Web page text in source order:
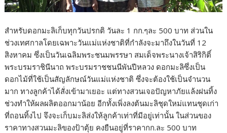
สำหรับดอกมะลิเก็บทุกวันปรกติ วันละ 1 กก.ๆละ 500 บาท ส่วนใน
ช่วงเทศกาลโดยเฉพาะวันแม่แห่งชาติที่กำลังจะมาถึงในวันที่ 12
สิงหาคม ซึ่งเป็นวันเฉลิมพระชนมพรรษา สมเด็จพระนางเจ้าสิริกิติ์
พระบรมราชินีนาถ พระบรมราชชนนีพันปีหลวง ดอกมะลิซึ่งเป็น
ดอกไม้ที่ใช้เป็นสัญลักษณ์วันแม่แห่งชาติ ซึ่งจะต้องใช้เป็นจำนวน
มาก ทางลูกค้าได้สั่งเข้ามาเยอะ แต่ทางสวนเจอปัญหาภัยแล้งฝนทิ้ง
ช่วงทำให้ผลผลิตออกมาน้อย อีกทั้งเพิ่งลงต้นมะลิชุดใหม่แทนชุดเก่า
ที่ถอนทิ้งไป จึงจะเก็บมะลิส่งให้ลูกค้าเท่าที่มีอยู่เท่านั้น ในส่วนของ
ราคาทางสวนมะลิของป้าตุ้ย คงยืนอยู่ที่ราคากก.ละ 500 บาท